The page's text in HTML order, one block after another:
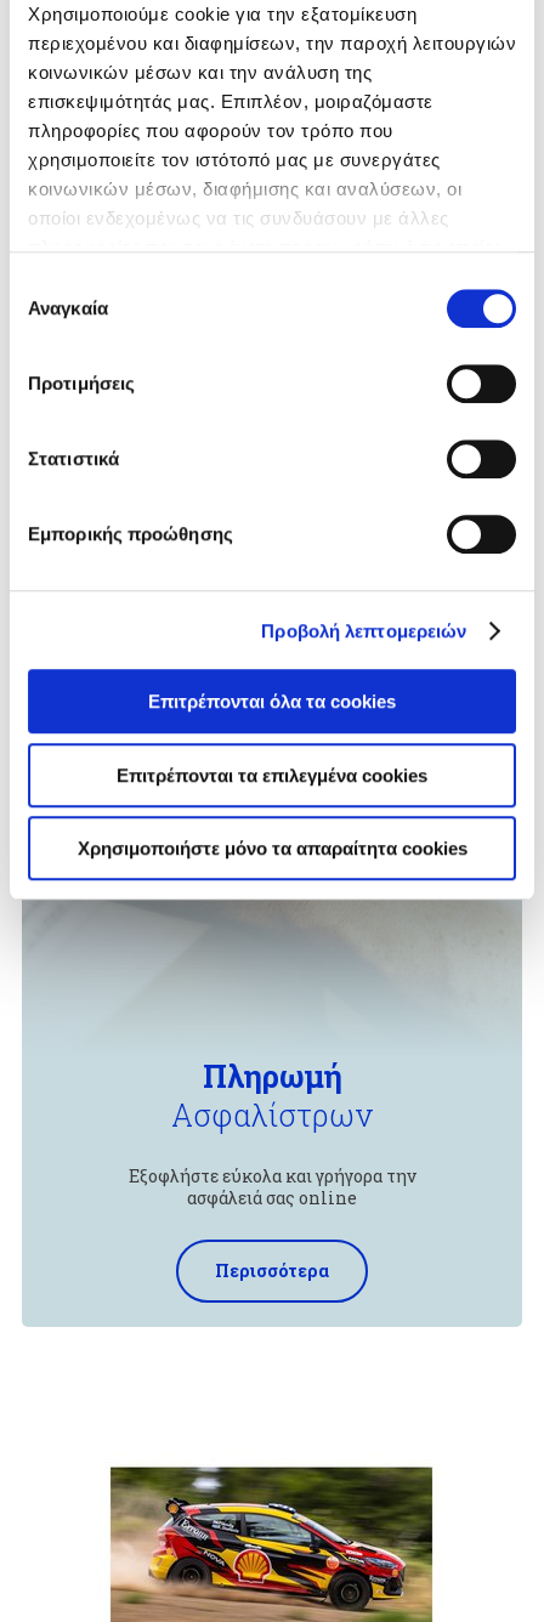
Χρησιμοποιούμε cookie για την εξατομίκευση
περιεχομένου και διαφημίσεων, την παροχή λειτουργιών
κοινωνικών μέσων και την ανάλυση της
επισκεψιμότητάς μας. Επιπλέον, μοιραζόμαστε
πληροφορίες που αφορούν τον τρόπο που
χρησιμοποιείτε τον ιστότοπό μας με συνεργάτες
κοινωνικών μέσων, διαφήμισης και αναλύσεων, οι
οποίοι ενδεχομένως να τις συνδυάσουν με άλλες
των υπηρεσιών τους.
«Πληροφορίες για Cookies
συγκατάθεσης
Αναγκαία
Προτιμήσεις
Στατιστικά
Εμπορικής προώθησης
Προβολή λεπτομερειών
Επιτρέπονται όλα τα cookies
Επιτρέπονται τα επιλεγμένα cookies
Χρησιμοποιήστε μόνο τα απαραίτητα cookies
πρόγραμμα που σας ταιριάζει
Πληρωμή
Ασφαλίστρων
Εξοφλήστε εύκολα και γρήγορα την
ασφάλειά σας online
Περισσότερα